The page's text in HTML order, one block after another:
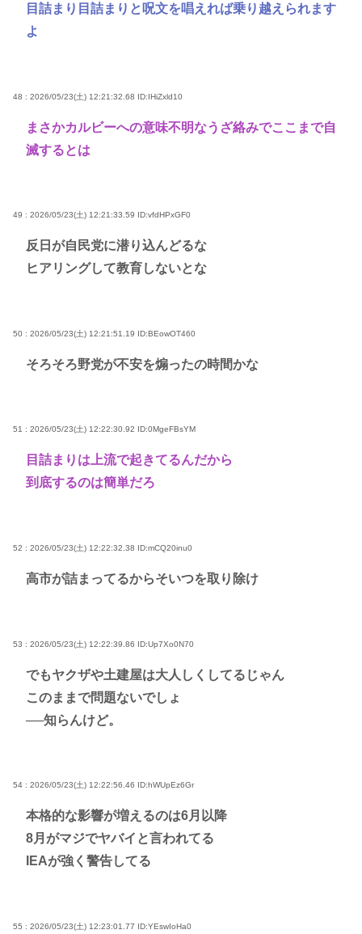
目詰まり目詰まりと呪文を唱えれば乗り越えられます
よ
48 : 2026/05/23(土) 12:21:32.68 ID:IHiZxld10
まさかカルビーへの意味不明なうざ絡みでここまで自
滅するとは
49 : 2026/05/23(土) 12:21:33.59 ID:vfdHPxGF0
反日が自民党に潜り込んどるな
ヒアリングして教育しないとな
50 : 2026/05/23(土) 12:21:51.19 ID:BEowOT460
そろそろ野党が不安を煽ったの時間かな
51 : 2026/05/23(土) 12:22:30.92 ID:0MgeFBsYM
目詰まりは上流で起きてるんだから
到底するのは簡単だろ
52 : 2026/05/23(土) 12:22:32.38 ID:mCQ20inu0
高市が詰まってるからそいつを取り除け
53 : 2026/05/23(土) 12:22:39.86 ID:Up7Xo0N70
でもヤクザや土建屋は大人しくしてるじゃん
このままで問題ないでしょ
──知らんけど。
54 : 2026/05/23(土) 12:22:56.46 ID:hWUpEz6Gr
本格的な影響が増えるのは6月以降
8月がマジでヤバイと言われてる
IEAが強く警告してる
55 : 2026/05/23(土) 12:23:01.77 ID:YEswIoHa0